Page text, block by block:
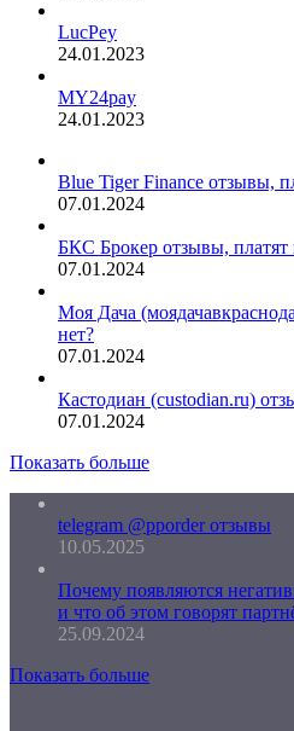
LucPey
24.01.2023
MY24pay
24.01.2023
Blue Tiger Finance отзывы,
07.01.2024
БКС Брокер отзывы, платят
07.01.2024
Моя Дача
нет?
07.01.2024
Кастодиан (custodian.ru)
07.01.2024
Показать больше
telegram @pporder отзывы
10.05.2025
Почему появляются
и что об этом говорят
25.09.2024
Показать больше